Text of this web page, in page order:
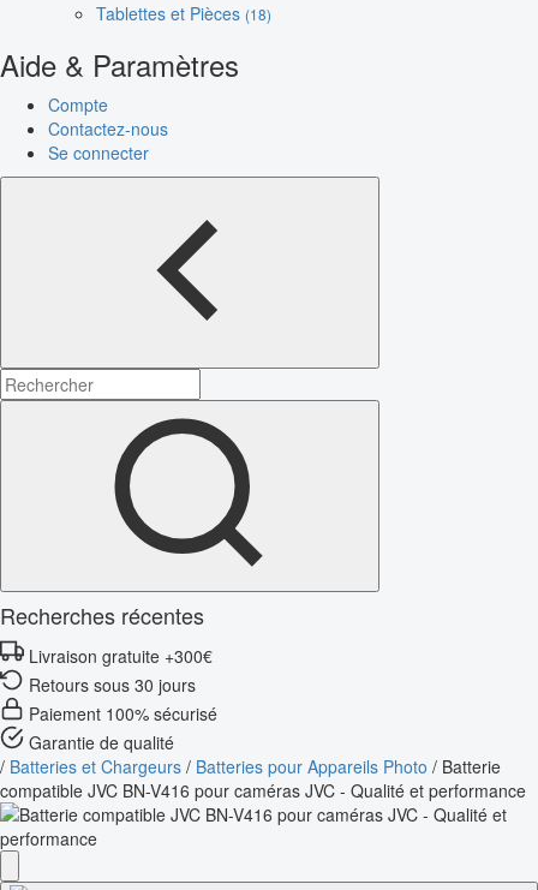
Tablettes et Pièces (18)
Aide & Paramètres
Compte
Contactez-nous
Se connecter
Recherches récentes
Livraison gratuite +300€
Retours sous 30 jours
Paiement 100% sécurisé
Garantie de qualité
/ Batteries et Chargeurs / Batteries pour Appareils Photo / Batterie
compatible JVC BN-V416 pour caméras JVC - Qualité et performance